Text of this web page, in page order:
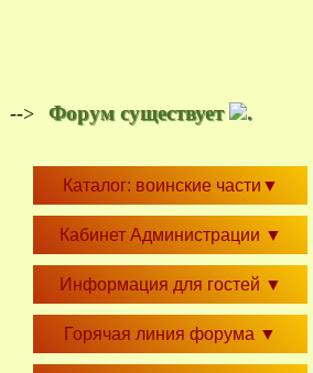
--> Форум существует .
Каталог: воинские части ▼
Кабинет Администрации ▼
Информация для гостей ▼
Горячая линия форума ▼